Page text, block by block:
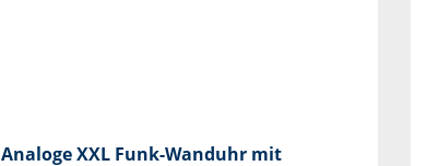
Analoge XXL Funk-Wanduhr mit